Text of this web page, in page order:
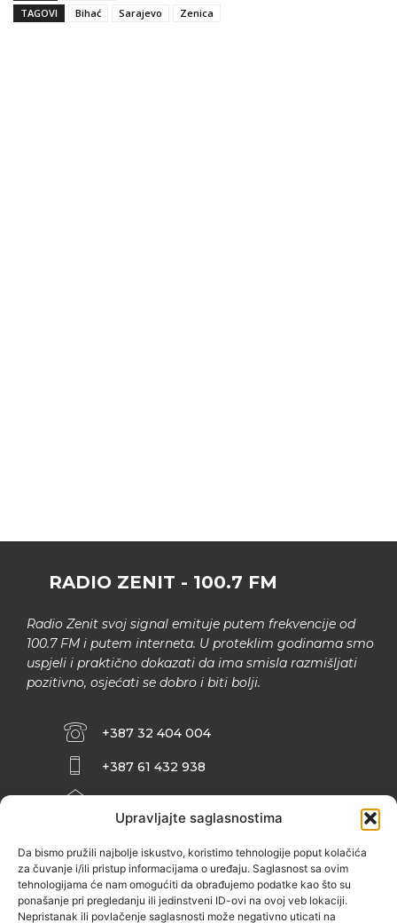
Upravljajte saglasnostima
Da bismo pružili najbolje iskustvo, koristimo tehnologije poput kolačića
za čuvanje i/ili pristup informacijama o uređaju. Saglasnost sa ovim
tehnologijama će nam omogućiti da obrađujemo podatke kao što su
ponašanje pri pregledanju ili jedinstveni ID-ovi na ovoj veb lokaciji.
Nepristanak ili povlačenje saglasnosti može negativno uticati na
TAGOVI
Bihać Sarajevo Zenica
RADIO ZENIT - 100.7 FM
Radio Zenit svoj signal emituje putem frekvencije od
100.7 FM i putem interneta. U proteklim godinama smo
uspjeli i praktično dokazati da ima smisla razmišljati
pozitivno, osjećati se dobro i biti bolji.
+387 32 404 004
+387 61 432 938
INFO@ZENIT.BA
ZENIČANKA, 3. SPRAT), 72000 ZENICA